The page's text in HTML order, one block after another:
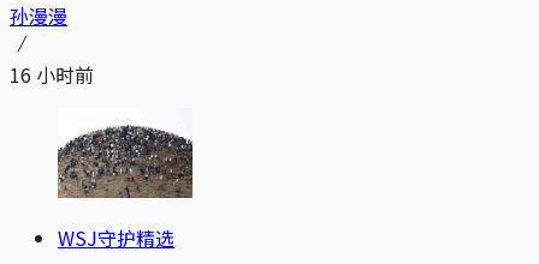
孙漫漫
16 小时前
WSJ守护精选